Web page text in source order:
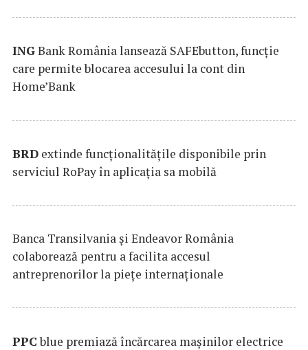
INGBank România lansează SAFEbutton, funcţie
care permite blocarea accesului la cont din
Home’Bank
BRD extinde funcţionalităţile disponibile prin
serviciul RoPay în aplicaţia sa mobilă
Banca Transilvania şi Endeavor România
colaborează pentru a facilita accesul
antreprenorilor la pieţe internaţionale
PPCblue premiază încărcarea maşinilor electrice